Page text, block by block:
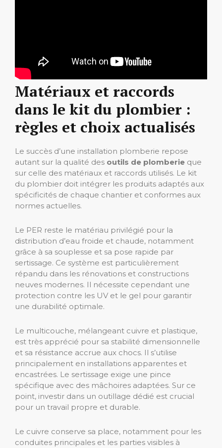
Matériaux et raccords
dans le kit du plombier :
règles et choix actualisés
Le succès d’une installation plomberie repose
autant sur la qualité des outils de plomberie que
sur celle des matériaux et raccords utilisés. Le kit
du plombier doit intégrer les produits adaptés aux
spécificités de chaque chantier et conformes aux
normes actuelles.
Le PER reste le matériau privilégié pour la
distribution d’eau froide et chaude, notamment
grâce à sa souplesse et sa pose rapide par
sertissage. Ce système est particulièrement
répandu dans les rénovations et constructions
neuves modernes. Il nécessite cependant une
protection contre les UV et le gel pour garantir
une durabilité optimale.
Le multicouche, mélangeant cuivre et plastique,
est très apprécié pour sa stabilité dimensionnelle
et sa résistance accrue aux chocs. Il s’utilise
principalement en installations apparentes et
encastrées. Le sertissage exige une pince
spécifique avec des mâchoires adaptées. Sur ce
point, investir dans un outillage dédié est crucial
pour un travail propre et durable.
Le cuivre conserve sa place, notamment pour les
conduites principales et les parties visibles à